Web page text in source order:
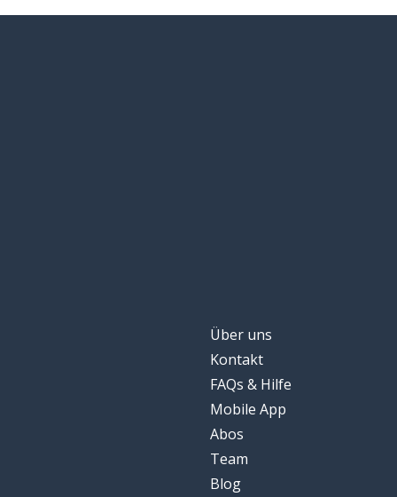
Über uns
Kontakt
FAQs & Hilfe
Mobile App
Abos
Team
Blog